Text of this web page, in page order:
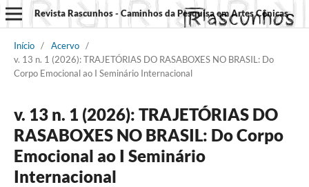
Revista Rascunhos - Caminhos da Pesquisa em Artes Cênicas
Início / Acervo /
v. 13 n. 1 (2026): TRAJETÓRIAS DO RASABOXES NO BRASIL: Do
Corpo Emocional ao I Seminário Internacional
v. 13 n. 1 (2026): TRAJETÓRIAS DO
RASABOXES NO BRASIL: Do Corpo
Emocional ao I Seminário
Internacional